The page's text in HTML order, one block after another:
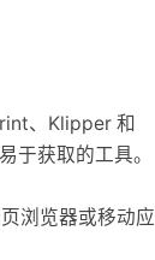
、Klipper 和
于获取的工具。
浏览器或移动应